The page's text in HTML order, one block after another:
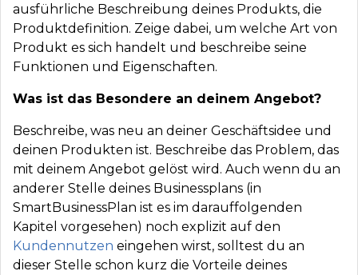
ausführliche Beschreibung deines Produkts, die
Produktdefinition. Zeige dabei, um welche Art von
Produkt es sich handelt und beschreibe seine
Funktionen und Eigenschaften.
Was ist das Besondere an deinem Angebot?
Beschreibe, was neu an deiner Geschäftsidee und
deinen Produkten ist. Beschreibe das Problem, das
mit deinem Angebot gelöst wird. Auch wenn du an
anderer Stelle deines Businessplans (in
SmartBusinessPlan ist es im darauffolgenden
Kapitel vorgesehen) noch explizit auf den
Kundennutzen eingehen wirst, solltest du an
dieser Stelle schon kurz die Vorteile deines